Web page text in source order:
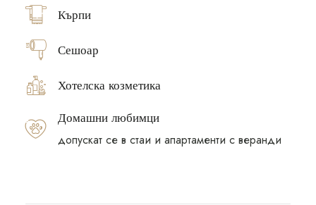
Кърпи
Сешоар
Хотелска козметика
Домашни любимци
допускат се в стаи и апартаменти с веранди